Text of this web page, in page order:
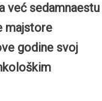
već sedamnaestu
majstore
godine svoj